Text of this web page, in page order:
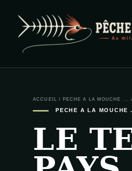
PECHE A LA
ACCUEIL / PECHE A LA MOUCHE ...
PECHE A LA MOUCHE
LE